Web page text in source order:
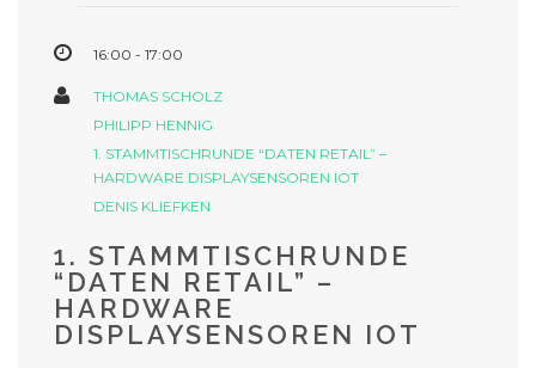
16:00 - 17:00
THOMAS SCHOLZ
PHILIPP HENNIG
1. STAMMTISCHRUNDE “DATEN RETAIL” –
HARDWARE DISPLAYSENSOREN IOT
DENIS KLIEFKEN
1. STAMMTISCHRUNDE
“DATEN RETAIL” –
HARDWARE
DISPLAYSENSOREN IOT